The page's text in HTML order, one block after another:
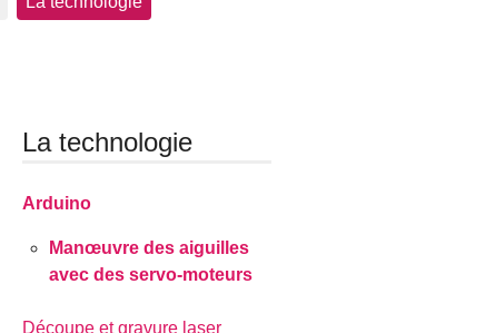
La technologie
Arduino
Manœuvre des aiguilles
avec des servo-moteurs
Découpe et gravure laser